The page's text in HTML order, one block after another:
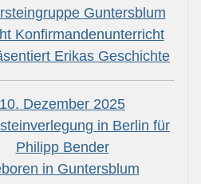
Guntersblum
Konfirmandenunterricht
Erikas Geschichte
10. Dezember 2025
in Berlin für
Philipp Bender
in Guntersblum